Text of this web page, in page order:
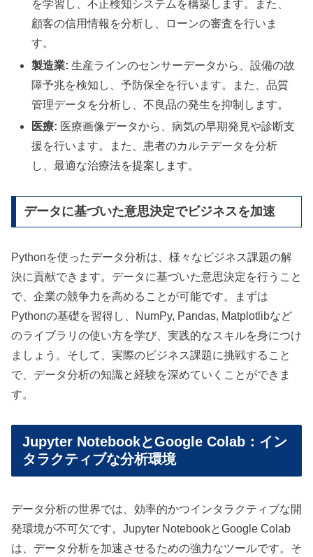
を学習し、不正検知システムを構築します。また、
顧客の信用情報を分析し、ローンの審査を行いま
す。
製造業: 生産ラインのセンサーデータから、設備の故
障予兆を検知し、予防保全を行います。また、品質
管理データを分析し、不良品の発生を抑制します。
医療: 医療画像データから、病気の早期発見や診断支
援を行います。また、患者のカルテデータを分析
し、最適な治療法を提案します。
データに基づいた意思決定でビジネスを加速
Pythonを使ったデータ分析は、様々なビジネス課題の解
決に貢献できます。データに基づいた意思決定を行うこと
で、企業の競争力を高めることが可能です。まずは
Pythonの基礎を習得し、NumPy, Pandas, Matplotlibなど
のライブラリの使い方を学び、実践的なスキルを身につけ
ましょう。そして、実際のビジネス課題に挑戦すること
で、データ分析の知識と経験を深めていくことができま
す。
Jupyter NotebookとGoogle Colab：イン
タラクティブな分析環境
データ分析の世界では、効率的かつインタラクティブな開
発環境が不可欠です。Jupyter NotebookとGoogle Colab
は、データ分析を加速させるための強力なツールです。そ